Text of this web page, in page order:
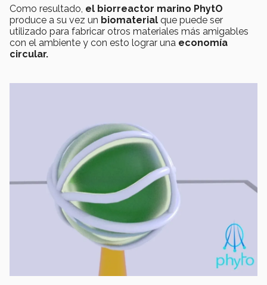
Como resultado, el biorreactor marino PhytO
produce a su vez un biomaterial que puede ser
utilizado para fabricar otros materiales más amigables
con el ambiente y con esto lograr una economía
circular.